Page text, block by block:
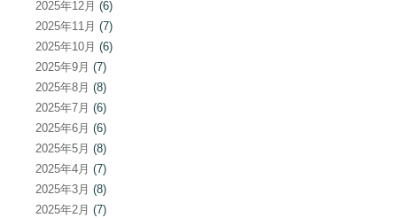
2025年12月 (6)
2025年11月 (7)
2025年10月 (6)
2025年9月 (7)
2025年8月 (8)
2025年7月 (6)
2025年6月 (6)
2025年5月 (8)
2025年4月 (7)
2025年3月 (8)
2025年2月 (7)